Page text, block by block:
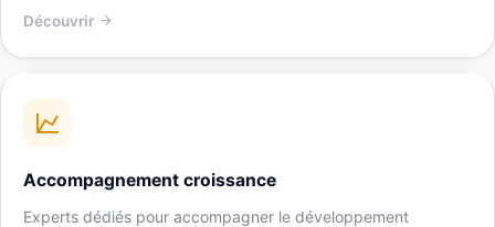
Découvrir
Accompagnement croissance
Experts dédiés pour accompagner le développement